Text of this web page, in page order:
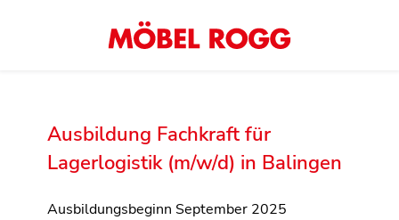
Ausbildung Fachkraft für
Lagerlogistik (m/w/d) in Balingen
Ausbildungsbeginn September 2025